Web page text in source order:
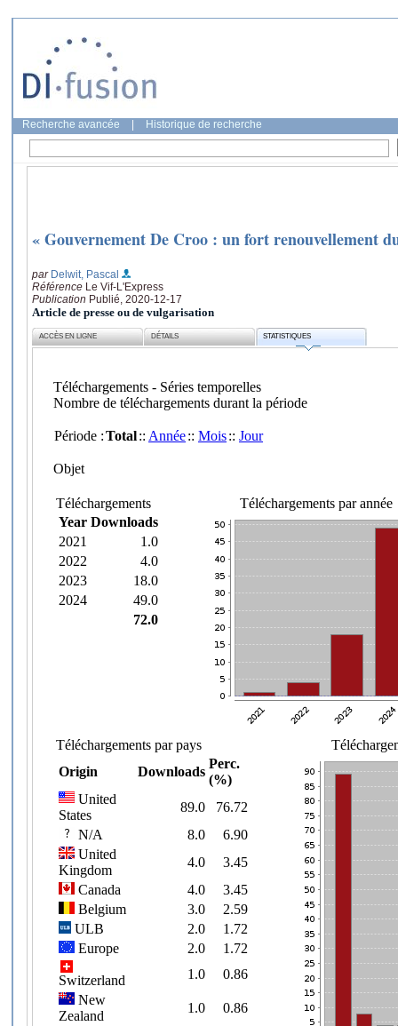
Recherche avancée Historique de recherche
« Gouvernement De Croo : un fort renouvellement
par Delwit, Pascal
Référence Le Vif-L'Express
Publication Publié, 2020-12-17
Article de presse ou de vulgarisation
ACCÈS EN LIGNE DÉTAILS STATISTIQUES